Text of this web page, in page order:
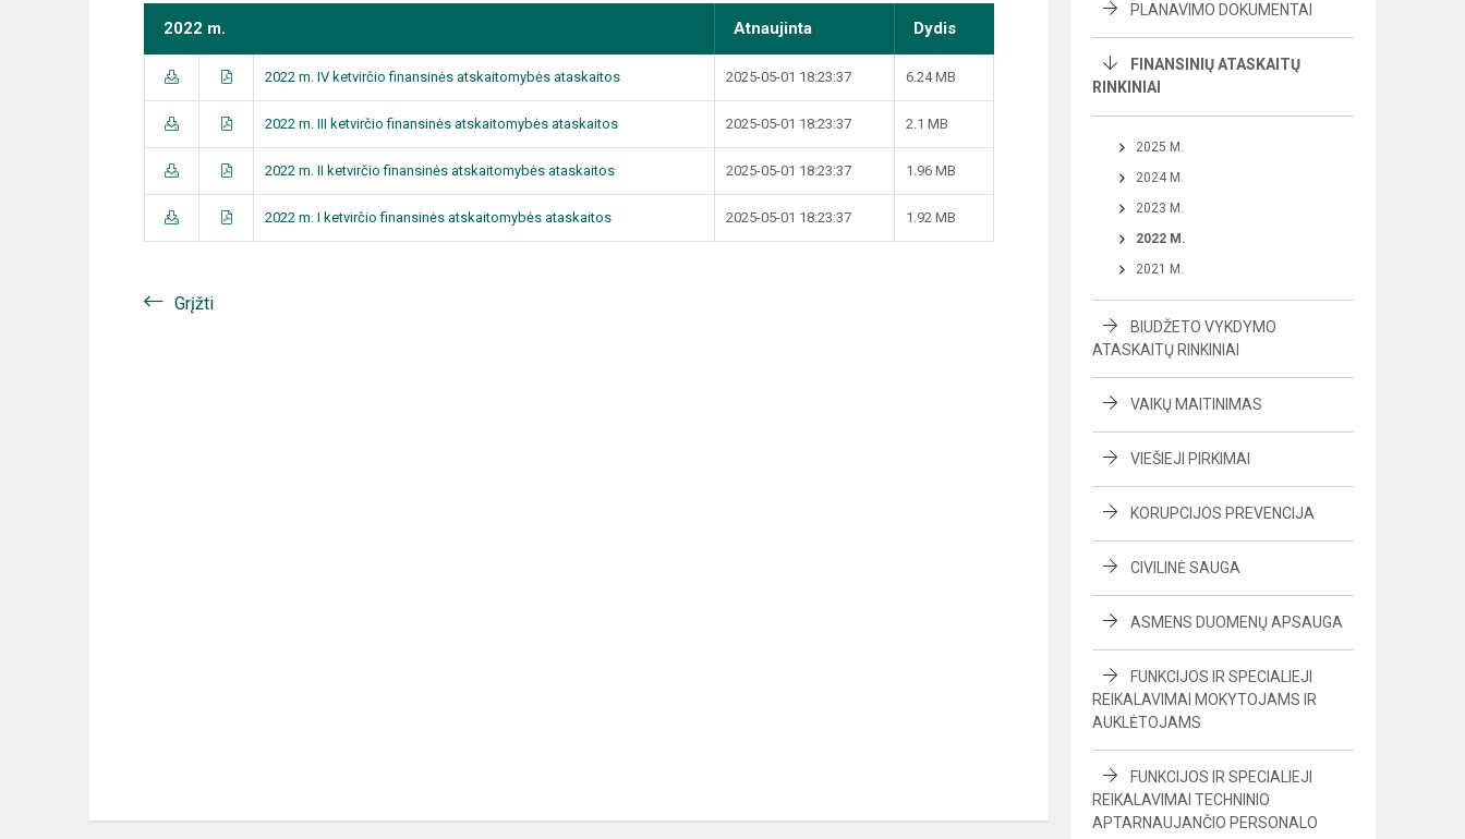
2022 m. Atnaujinta Dydis
2022 m. IV ketvirčio finansinės atskaitomybės ataskaitos 2025-05-01 18:23:37 6.24 MB
2022 m. III ketvirčio finansinės atskaitomybės ataskaitos 2025-05-01 18:23:37 2.1 MB
2022 m. II ketvirčio finansinės atskaitomybės ataskaitos 2025-05-01 18:23:37 1.96 MB
2022 m. I ketvirčio finansinės atskaitomybės ataskaitos 2025-05-01 18:23:37 1.92 MB
Grįžti
PLANAVIMO DOKUMENTAI
FINANSINIŲ ATASKAITŲ
RINKINIAI
2025 M.
2024 M.
2023 M.
2022 M.
2021 M.
BIUDŽETO VYKDYMO
ATASKAITŲ RINKINIAI
VAIKŲ MAITINIMAS
VIEŠIEJI PIRKIMAI
KORUPCIJOS PREVENCIJA
CIVILINĖ SAUGA
ASMENS DUOMENŲ APSAUGA
FUNKCIJOS IR SPECIALIEJI
REIKALAVIMAI MOKYTOJAMS IR
AUKLĖTOJAMS
FUNKCIJOS IR SPECIALIEJI
REIKALAVIMAI TECHNINIO
APTARNAUJANČIO PERSONALO